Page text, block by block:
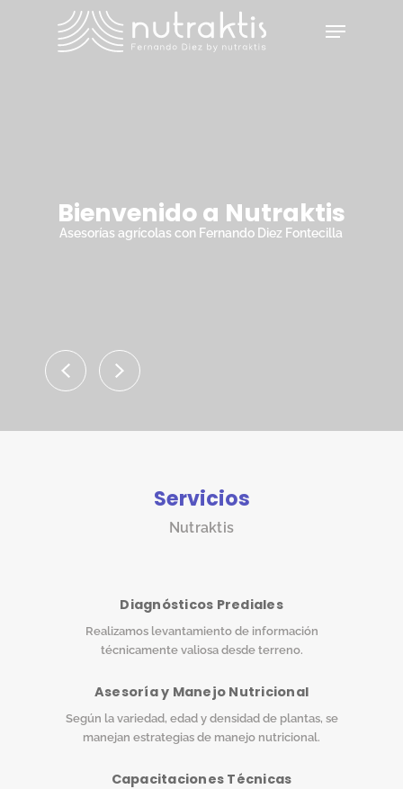
Menu
Bienvenido a Nutraktis
Asesorías agrícolas con Fernando Diez Fontecilla
Servicios
Nutraktis
Diagnósticos Prediales
Realizamos levantamiento de información
técnicamente valiosa desde terreno.
Asesoría y Manejo Nutricional
Según la variedad, edad y densidad de plantas, se
manejan estrategias de manejo nutricional.
Capacitaciones Técnicas